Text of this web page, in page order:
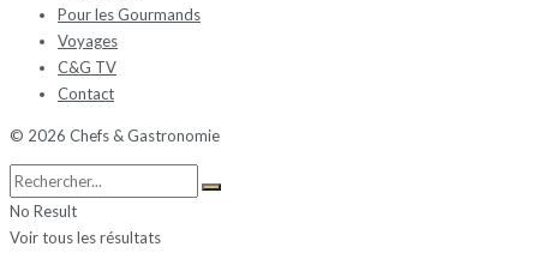
Pour les Gourmands
Voyages
C&G TV
Contact
© 2026 Chefs & Gastronomie
No Result
Voir tous les résultats